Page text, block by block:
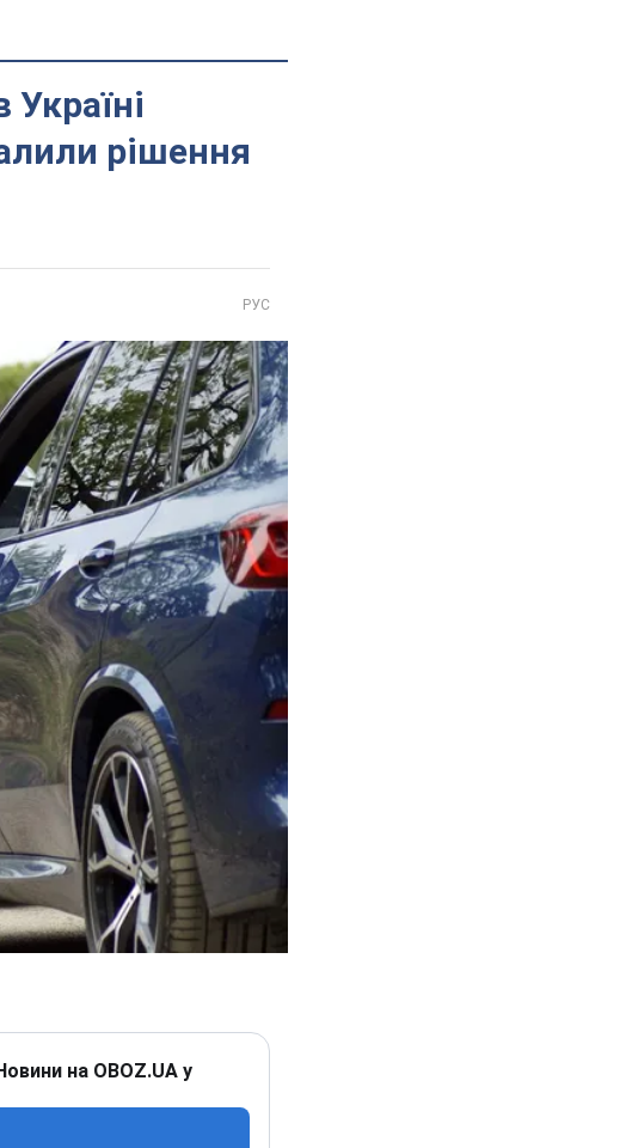
рішення
РУС
на OBOZ.UA у